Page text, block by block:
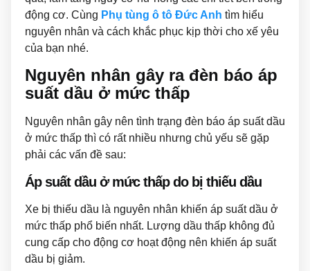
động cơ. Cùng Phụ tùng ô tô Đức Anh tìm hiểu
nguyên nhân và cách khắc phục kịp thời cho xế yêu
của bạn nhé.
Nguyên nhân gây ra đèn báo áp
suất dầu ở mức thấp
Nguyên nhân gây nên tình trạng đèn báo áp suất dầu
ở mức thấp thì có rất nhiều nhưng chủ yếu sẽ gặp
phải các vấn đề sau:
Áp suất dầu ở mức thấp do bị thiếu dầu
Xe bị thiếu dầu là nguyên nhân khiến áp suất dầu ở
mức thấp phổ biến nhất. Lượng dầu thấp không đủ
cung cấp cho động cơ hoạt động nên khiến áp suất
dầu bị giảm.